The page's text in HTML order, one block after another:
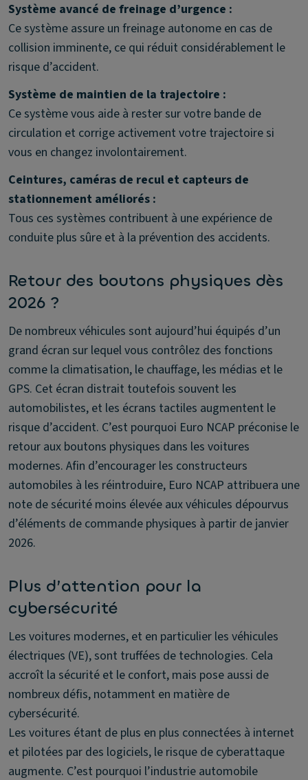
Système avancé de freinage d’urgence :
Ce système assure un freinage autonome en cas de
collision imminente, ce qui réduit considérablement le
risque d’accident.
Système de maintien de la trajectoire :
Ce système vous aide à rester sur votre bande de
circulation et corrige activement votre trajectoire si
vous en changez involontairement.
Ceintures, caméras de recul et capteurs de
stationnement améliorés :
Tous ces systèmes contribuent à une expérience de
conduite plus sûre et à la prévention des accidents.
Retour des boutons physiques dès
2026 ?
De nombreux véhicules sont aujourd’hui équipés d’un
grand écran sur lequel vous contrôlez des fonctions
comme la climatisation, le chauffage, les médias et le
GPS. Cet écran distrait toutefois souvent les
automobilistes, et les écrans tactiles augmentent le
risque d’accident. C’est pourquoi Euro NCAP préconise le
retour aux boutons physiques dans les voitures
modernes. Afin d’encourager les constructeurs
automobiles à les réintroduire, Euro NCAP attribuera une
note de sécurité moins élevée aux véhicules dépourvus
d’éléments de commande physiques à partir de janvier
2026.
Plus d’attention pour la
cybersécurité
Les voitures modernes, et en particulier les véhicules
électriques (VE), sont truffées de technologies. Cela
accroît la sécurité et le confort, mais pose aussi de
nombreux défis, notamment en matière de
cybersécurité.
Les voitures étant de plus en plus connectées à internet
et pilotées par des logiciels, le risque de cyberattaque
augmente. C’est pourquoi l’industrie automobile